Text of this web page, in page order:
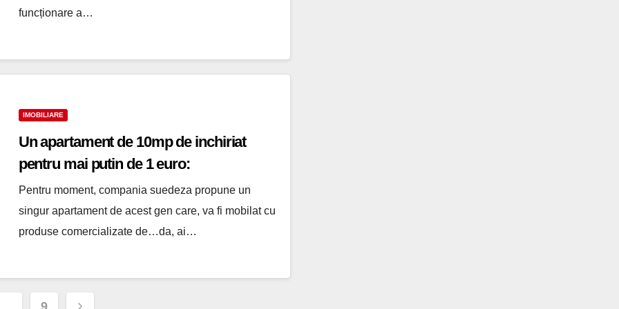
funcționare a…
IMOBILIARE
Un apartament de 10mp de inchiriat
pentru mai putin de 1 euro:
surprinzatorul anunt facut de Ikea in
Japonia
Pentru moment, compania suedeza propune un
singur apartament de acest gen care, va fi mobilat cu
produse comercializate de…da, ai…
9